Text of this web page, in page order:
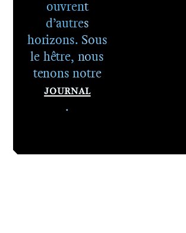
ouvrent
d’autres
horizons. Sous
le hêtre, nous
tenons notre
Journal
.